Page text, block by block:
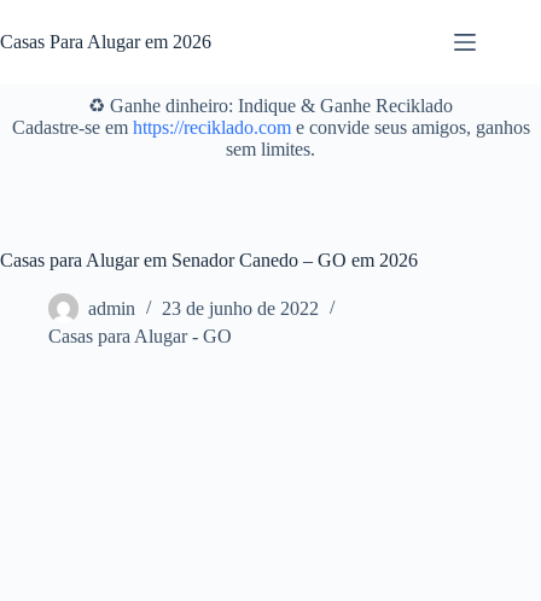
para
o
Casas Para Alugar em 2026
♻️ Ganhe dinheiro: Indique & Ganhe Reciklado
Cadastre-se em https://reciklado.come convide seus amigos, ganhos
sem limites.
Casas para Alugar em Senador Canedo – GO em 2026
admin
23 de junho de 2022
Casas para Alugar - GO